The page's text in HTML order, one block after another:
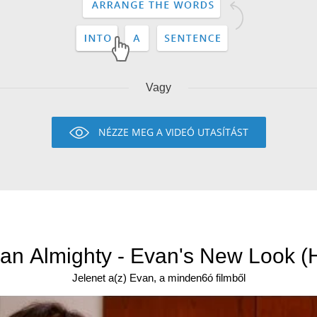
Vagy
NÉZZE MEG A VIDEÓ UTASÍTÁST
Almighty - Evan's New Look
Jelenet a(z) Evan, a minden6ó filmből